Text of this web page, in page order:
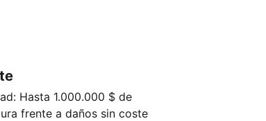
Hasta 1.000.000 $ de
frente a daños sin coste